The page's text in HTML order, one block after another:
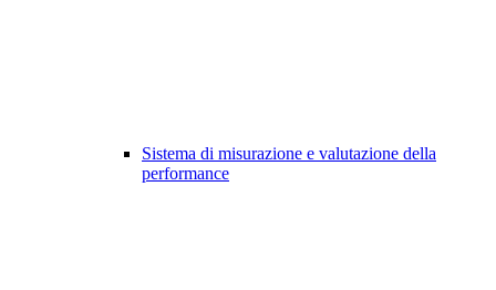
Sistema di misurazione e valutazione della
performance